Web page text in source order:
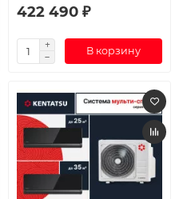
422 490 ₽
В корзину